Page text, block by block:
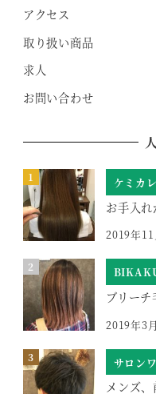
アクセス
取り扱い商品
求人
お問い合わせ
ケミカ
お手入
2019年11
ブリー
2019年3
サロン
メンズ